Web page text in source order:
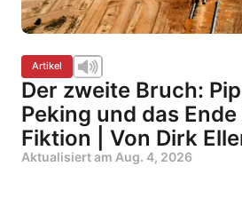
Artikel
Der zweite Bruch:
Peking und das
Fiktion | Von Dirk
Aktualisiert am Aug. 4, 2026